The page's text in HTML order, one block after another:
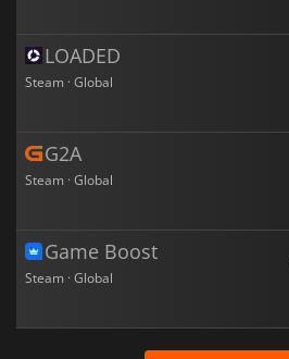
LOADED
Steam · Global
G2A
Steam · Global
Game Boost
Steam · Global